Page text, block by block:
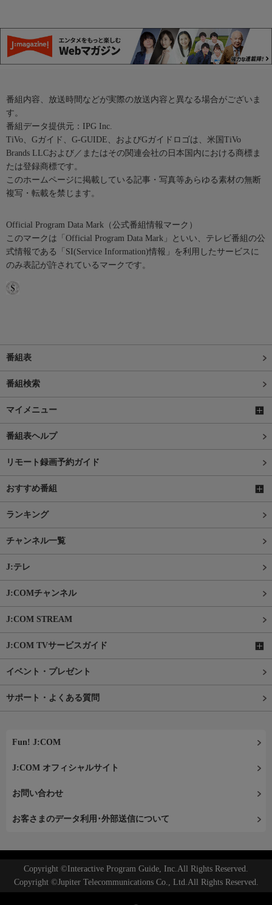
番組内容、放送時間などが実際の放送内容と異なる場合がございま
す。
番組データ提供元：IPG Inc.
TiVo、Gガイド、G-GUIDE、およびGガイドロゴは、米国TiVo
Brands LLCおよび／またはその関連会社の日本国内における商標ま
たは登録商標です。
このホームページに掲載している記事・写真等あらゆる素材の無断
複写・転載を禁じます。
Official Program Data Mark（公式番組情報マーク）
このマークは「Official Program Data Mark」といい、テレビ番組の公
式情報である「SI(Service Information)情報」を利用したサービスに
のみ表記が許されているマークです。
番組表
番組検索
マイメニュー
番組表ヘルプ
リモート録画予約ガイド
おすすめ番組
ランキング
チャンネル一覧
J:テレ
J:COMチャンネル
J:COM STREAM
J:COM TVサービスガイド
イベント・プレゼント
サポート・よくある質問
Fun! J:COM
J:COM オフィシャルサイト
お問い合わせ
お客さまのデータ利用･外部送信について
Copyright ©Interactive Program Guide, Inc.All Rights Reserved.
Copyright ©Jupiter Telecommunications Co., Ltd.All Rights Reserved.